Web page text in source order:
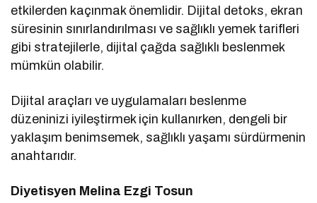
etkilerden kaçınmak önemlidir. Dijital detoks, ekran
süresinin sınırlandırılması ve sağlıklı yemek tarifleri
gibi stratejilerle, dijital çağda sağlıklı beslenmek
mümkün olabilir.
Dijital araçları ve uygulamaları beslenme
düzeninizi iyileştirmek için kullanırken, dengeli bir
yaklaşım benimsemek, sağlıklı yaşamı sürdürmenin
anahtarıdır.
Diyetisyen Melina Ezgi Tosun